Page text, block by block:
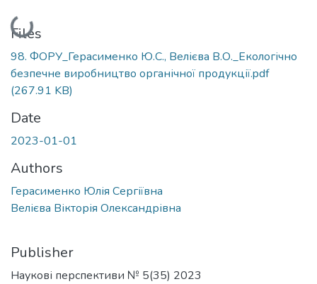
Loading...
Files
98. ФОРУ_Герасименко Ю.С., Велієва В.О._Екологічно
безпечне виробництво органічної продукції.pdf
(267.91 KB)
Date
2023-01-01
Authors
Герасименко Юлія Сергіївна
Велієва Вікторія Олександрівна
Publisher
Наукові перспективи № 5(35) 2023